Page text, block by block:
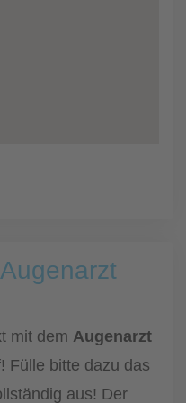
mit dem Augenarzt
Fülle bitte dazu das
aus! Der